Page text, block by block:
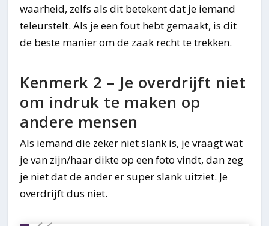
waarheid, zelfs als dit betekent dat je iemand
teleurstelt. Als je een fout hebt gemaakt, is dit
de beste manier om de zaak recht te trekken.
Kenmerk 2 – Je overdrijft niet
om indruk te maken op
andere mensen
Als iemand die zeker niet slank is, je vraagt wat
je van zijn/haar dikte op een foto vindt, dan zeg
je niet dat de ander er super slank uitziet. Je
overdrijft dus niet.